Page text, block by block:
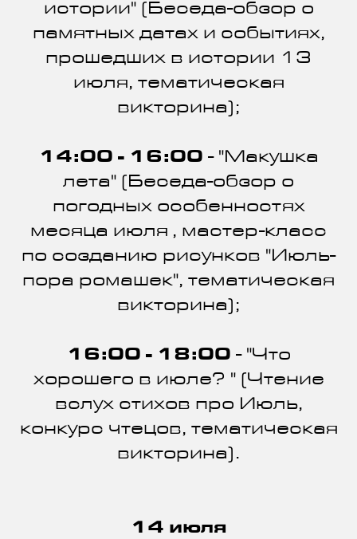
истории" (Беседа-обзор о
памятных датах и событиях,
прошедших в истории 13
июля, тематическая
викторина);
14:00 - 16:00 - "Макушка
лета" (Беседа-обзор о
погодных особенностях
месяца июля , мастер-класс
по созданию рисунков "Июль-
пора ромашек", тематическая
викторина);
16:00 - 18:00 - "Что
хорошего в июле? " (Чтение
вслух стихов про Июль,
конкурс чтецов, тематическая
викторина).
14 июля